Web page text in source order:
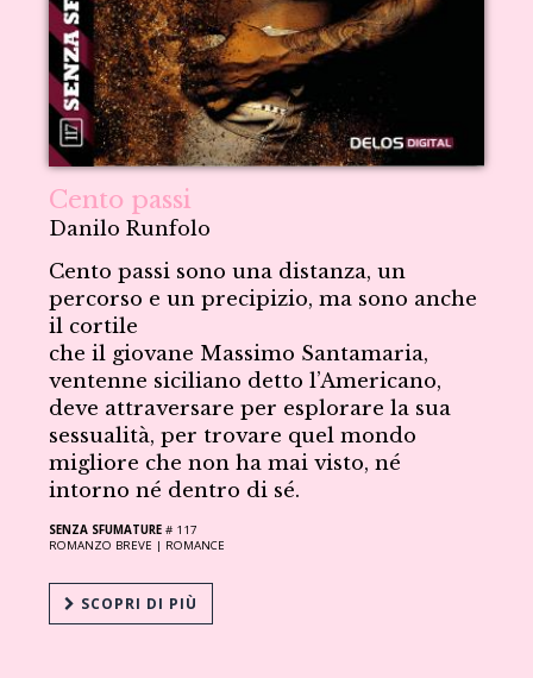
Cento passi
Danilo Runfolo
Cento passi sono una distanza, un
percorso e un precipizio, ma sono anche
il cortile
che il giovane Massimo Santamaria,
ventenne siciliano detto l’Americano,
deve attraversare per esplorare la sua
sessualità, per trovare quel mondo
migliore che non ha mai visto, né
intorno né dentro di sé.
SENZA SFUMATURE # 117
ROMANZO BREVE | ROMANCE
SCOPRI DI PIÙ